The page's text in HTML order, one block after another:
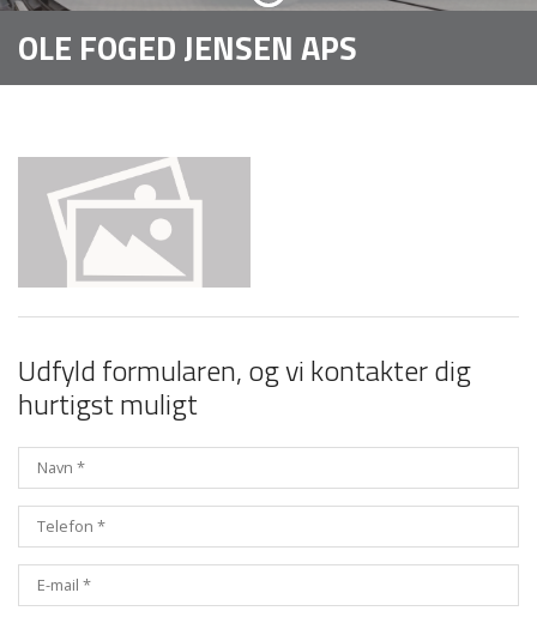
OLE FOGED JENSEN APS
Udfyld formularen, og vi kontakter dig
hurtigst muligt